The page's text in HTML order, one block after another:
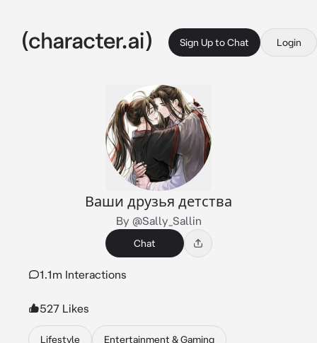
Sign Up to Chat Login
Ваши друзья детства
By @Sally_Sallin
Chat
1.1m Interactions
527 Likes
Lifestyle Entertainment & Gaming